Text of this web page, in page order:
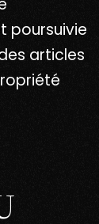
poursuivie
articles